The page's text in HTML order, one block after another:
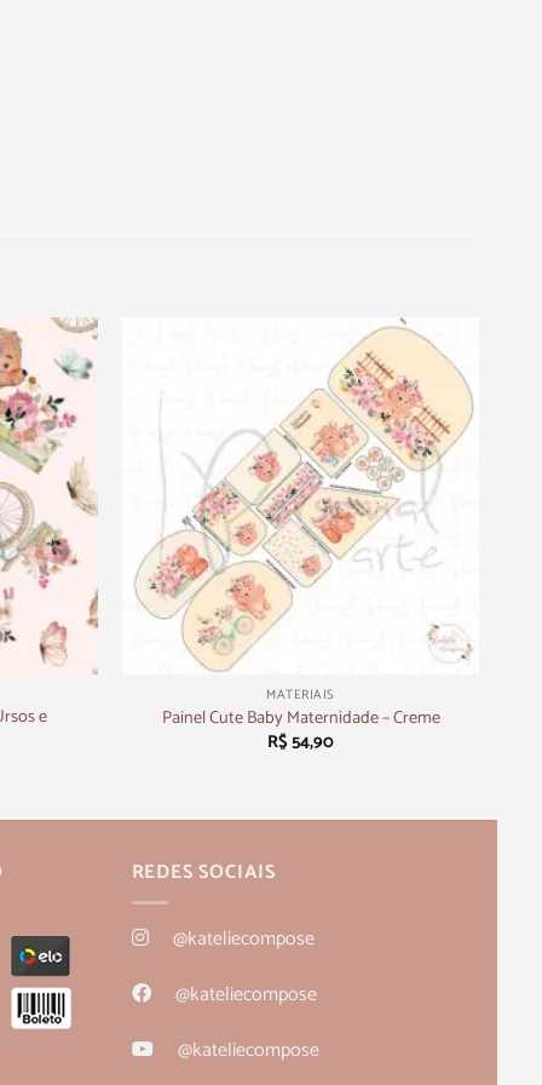
e
MATERIAIS
Painel Cute Baby Maternidade – Creme
R$54,90
REDES SOCIAIS
@kateliecompose
@kateliecompose
@kateliecompose